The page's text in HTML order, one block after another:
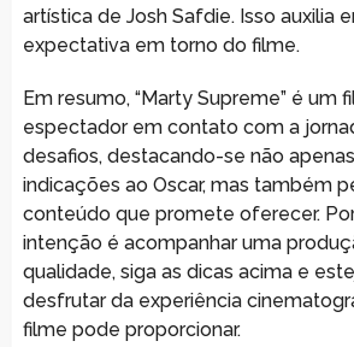
artística de Josh Safdie. Isso auxilia
expectativa em torno do filme.
Em resumo, “Marty Supreme” é um
espectador em contato com a
desafios, destacando-se não
indicações ao Oscar, mas também
conteúdo que promete oferecer.
intenção é acompanhar uma
qualidade, siga as dicas acima e
desfrutar da experiência
filme pode proporcionar.